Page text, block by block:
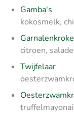
Gamba's
kokosmelk,
citroen,
Twijfelaar